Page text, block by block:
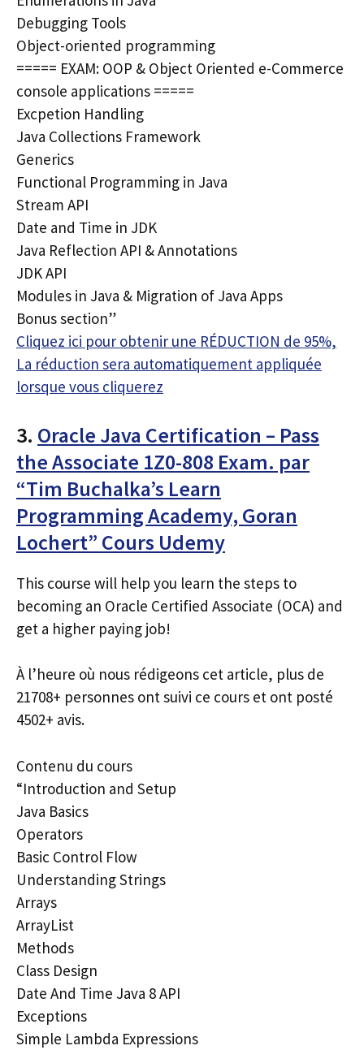
Debugging Tools
Object-oriented programming
===== EXAM: OOP & Object Oriented e-Commerce
console applications =====
Excpetion Handling
Java Collections Framework
Generics
Functional Programming in Java
Stream API
Date and Time in JDK
Java Reflection API & Annotations
JDK API
Modules in Java & Migration of Java Apps
Bonus section”
Cliquez ici pour obtenir une RÉDUCTION de 95%,
La réduction sera automatiquement appliquée
lorsque vous cliquerez
3. Oracle Java Certification – Pass
the Associate 1Z0-808 Exam. par
“Tim Buchalka’s Learn
Programming Academy, Goran
Lochert” Cours Udemy
This course will help you learn the steps to
becoming an Oracle Certified Associate (OCA) and
get a higher paying job!
À l’heure où nous rédigeons cet article, plus de
21708+ personnes ont suivi ce cours et ont posté
4502+ avis.
Contenu du cours
“Introduction and Setup
Java Basics
Operators
Basic Control Flow
Understanding Strings
Arrays
ArrayList
Methods
Class Design
Date And Time Java 8 API
Exceptions
Simple Lambda Expressions